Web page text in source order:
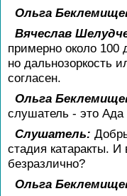
Ольга
Вячеслав
примерно около 100
но дальнозоркость
согласен.
Ольга
слушатель - это Ада
Слушатель:
стадия катаракты. И
безразлично?
Ольга